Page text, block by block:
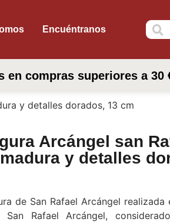
Encuéntranos
en compras superiores a 30
y detalles dorados, 13 cm
Arcángel san
y detalles
de San Rafael Arcángel
San Rafael Arcángel,